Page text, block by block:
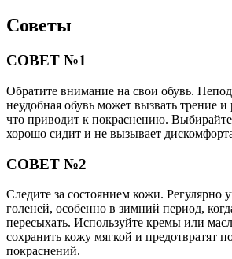
Советы
СОВЕТ №1
Обратите внимание на свои обувь.
неудобная обувь может вызвать трение
что приводит к покраснению. Выбирайте
хорошо сидит и не вызывает
СОВЕТ №2
Следите за состоянием кожи. Регулярно
голеней, особенно в зимний период,
пересыхать. Используйте кремы или
сохранить кожу мягкой и предотвратят
покраснений.